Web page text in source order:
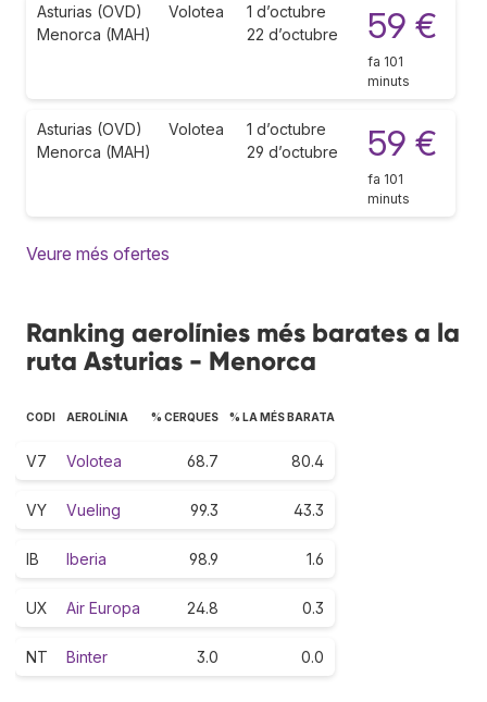
Asturias (OVD)
Menorca (MAH)
Volotea
1 d’octubre
22 d’octubre
59 €
fa 101
minuts
Asturias (OVD)
Menorca (MAH)
Volotea
1 d’octubre
29 d’octubre
59 €
fa 101
minuts
Veure més ofertes
Ranking aerolínies més barates a la
ruta Asturias - Menorca
CODI AEROLÍNIA % CERQUES % LA MÉS BARATA
V7 Volotea 68.7 80.4
VY Vueling 99.3 43.3
IB Iberia 98.9 1.6
UX Air Europa 24.8 0.3
NT Binter 3.0 0.0